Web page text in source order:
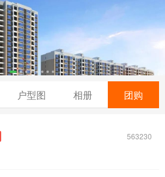
户型图 相册 团购
563230